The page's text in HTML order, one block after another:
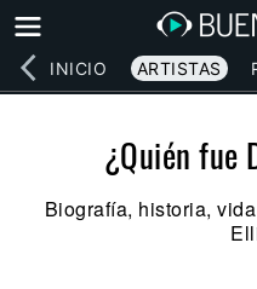
INICIO ARTISTAS
¿Quién fue
Biografía, historia,